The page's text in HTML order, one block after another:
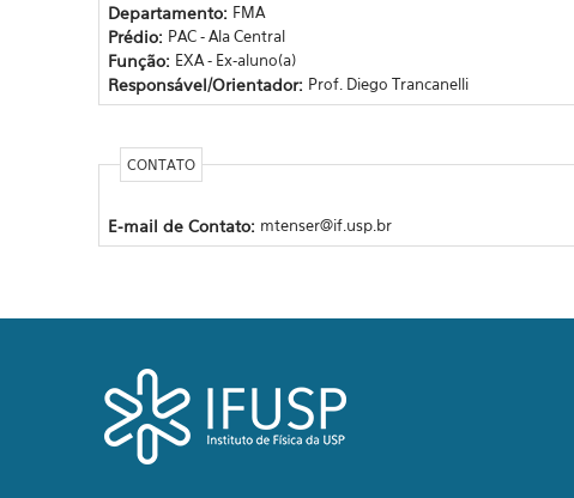
Departamento: FMA
Prédio: PAC - Ala Central
Função: EXA - Ex-aluno(a)
Responsável/Orientador: Prof. Diego Trancanelli
CONTATO
E-mail de Contato: mtenser@if.usp.br